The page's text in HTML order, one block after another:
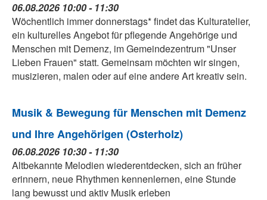
06.08.2026 10:00 - 11:30
Wöchentlich immer donnerstags* findet das Kulturatelier,
ein kulturelles Angebot für pflegende Angehörige und
Menschen mit Demenz, im Gemeindezentrum "Unser
Lieben Frauen" statt. Gemeinsam möchten wir singen,
musizieren, malen oder auf eine andere Art kreativ sein.
Musik & Bewegung für Menschen mit Demenz
und Ihre Angehörigen (Osterholz)
06.08.2026 10:30 - 11:30
Altbekannte Melodien wiederentdecken, sich an früher
erinnern, neue Rhythmen kennenlernen, eine Stunde
lang bewusst und aktiv Musik erleben